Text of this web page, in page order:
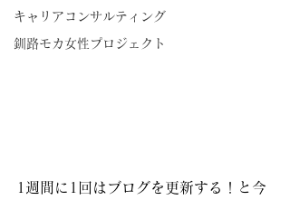
キャリアコンサルティング
釧路モカ女性プロジェクト
1週間に1回はブログを更新する！と今